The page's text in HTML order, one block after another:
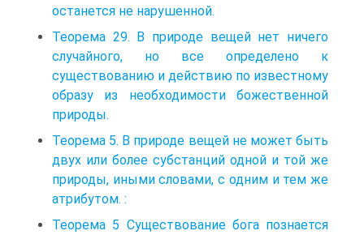
останется не нарушенной.
Теорема 29. В природе вещей нет ничего
случайного, но все определено к
существованию и действию по известному
образу из необходимости божественной
природы.
Теорема 5. В природе вещей не может быть
двух или более субстанций одной и той же
природы, иными словами, с одним и тем же
атрибутом. :
Теорема 5 Существование бога познается